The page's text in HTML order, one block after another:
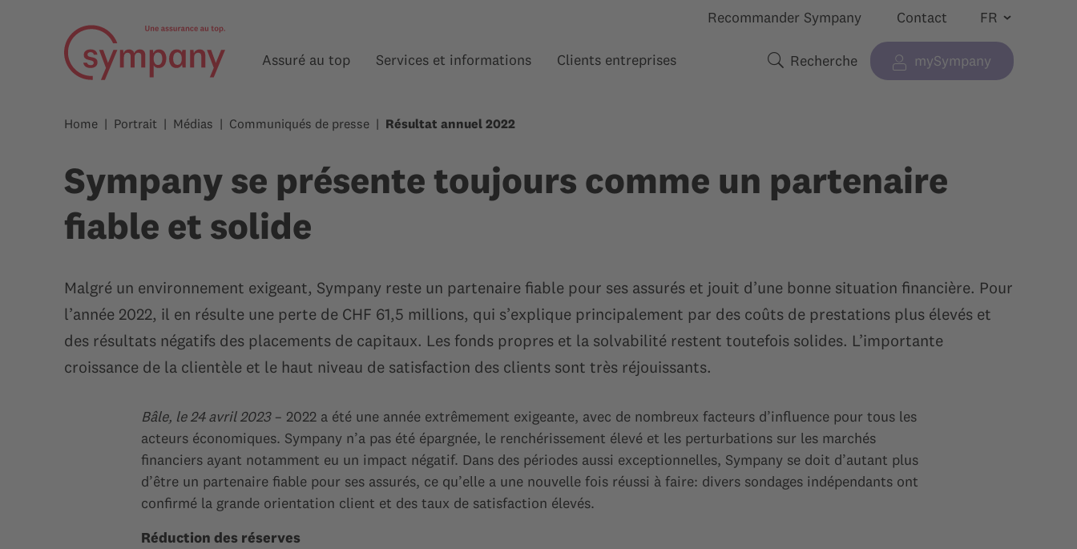
Recommander Sympany Contact
Assuré au top Afficher le sous-menu pour “”
Services et informations Afficher le sous-menu pour “”
Clients entreprises Afficher le sous-menu pour “”
Termes de recherche
Recherche mySympany
Home Portrait Médias Communiqués de presse Résultat annuel 2022
Sympany se présente toujours comme un partenaire
fiable et solide
Malgré un environnement exigeant, Sympany reste un partenaire fiable pour ses assurés et jouit d’une bonne situation financière. Pour
l’année 2022, il en résulte une perte de CHF 61,5 millions, qui s’explique principalement par des coûts de prestations plus élevés et
des résultats négatifs des placements de capitaux. Les fonds propres et la solvabilité restent toutefois solides. L’importante
croissance de la clientèle et le haut niveau de satisfaction des clients sont très réjouissants.
Bâle, le 24 avril 2023– 2022 a été une année extrêmement exigeante, avec de nombreux facteurs d’influence pour tous les
acteurs économiques. Sympany n’a pas été épargnée, le renchérissement élevé et les perturbations sur les marchés
financiers ayant notamment eu un impact négatif. Dans des périodes aussi exceptionnelles, Sympany se doit d’autant plus
d’être un partenaire fiable pour ses assurés, ce qu’elle a une nouvelle fois réussi à faire: divers sondages indépendants ont
confirmé la grande orientation client et des taux de satisfaction élevés.
Réduction des réserves